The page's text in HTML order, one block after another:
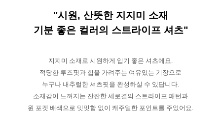
"시원, 산뜻한 지지미 소재
기분 좋은 컬러의 스트라이프 셔츠"
지지미 소재로 시원하게 입기 좋은 셔츠에요.
적당한 루즈핏과 힙을 가려주는 여유있는 기장으로
누구나 내추럴한 셔츠핏을 완성하실 수 있답니다.
소재감이 느껴지는 잔잔한 세로결의 스트라이프 패턴과
원 포켓 배색으로 밋밋함 없이 캐주얼한 포인트를 주었어요.